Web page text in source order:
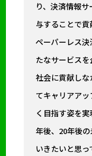
り、決済情報
与することで貢
ペーパーレス
たなサービス
社会に貢献し
てキャリアア
く目指す姿を
年後、20年後
いきたいと思っ